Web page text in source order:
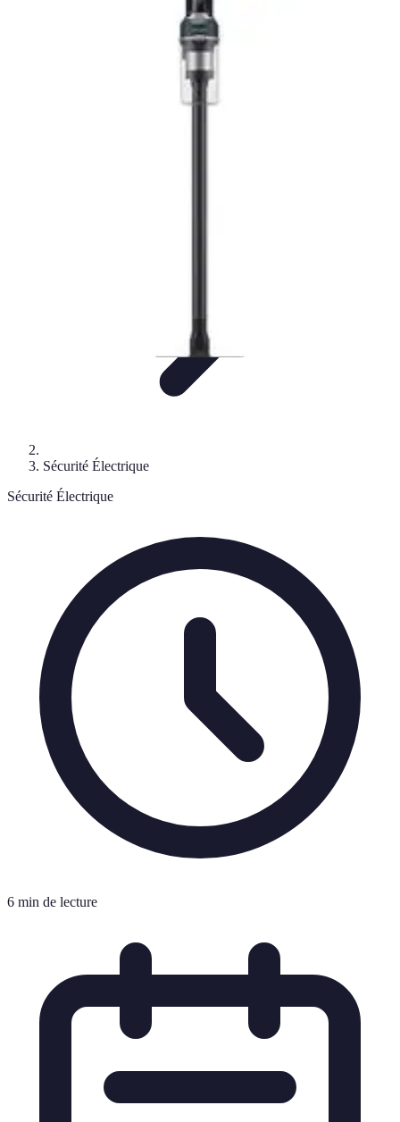
Audit et SécuritéSécurité Électrique
Tendances et Innovations
Sécurité Électrique
Sécurité Électrique
6 min de lecture